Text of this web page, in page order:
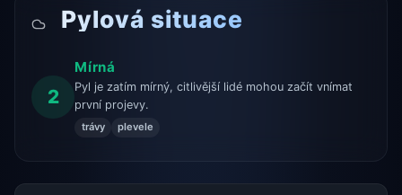
Pylová situace
2
Mírná
Pyl je zatím mírný, citlivější lidé mohou začít vnímat
první projevy.
trávy plevele